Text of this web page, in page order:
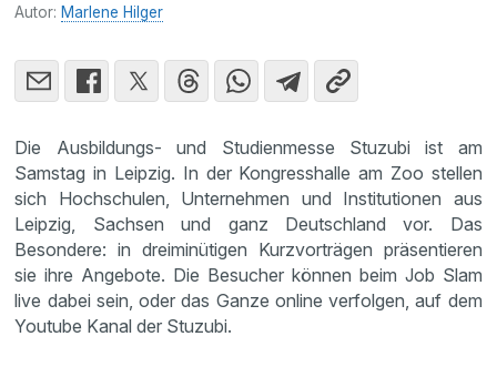
Autor: Marlene Hilger
Die Ausbildungs- und Studienmesse Stuzubi ist am
Samstag in Leipzig. In der Kongresshalle am Zoo stellen
sich Hochschulen, Unternehmen und Institutionen aus
Leipzig, Sachsen und ganz Deutschland vor. Das
Besondere: in dreiminütigen Kurzvorträgen präsentieren
sie ihre Angebote. Die Besucher können beim Job Slam
live dabei sein, oder das Ganze online verfolgen, auf dem
Youtube Kanal der Stuzubi.